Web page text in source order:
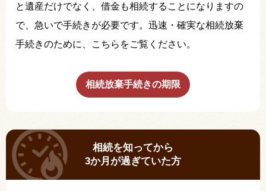
と遺産だけでなく、借金も相続することになりますの
で、急いで手続きが必要です。迅速・確実な相続放棄
手続きのために、こちらをご覧ください。
相続放棄手続きの期限
相続を知ってから
3か月が過ぎていた方